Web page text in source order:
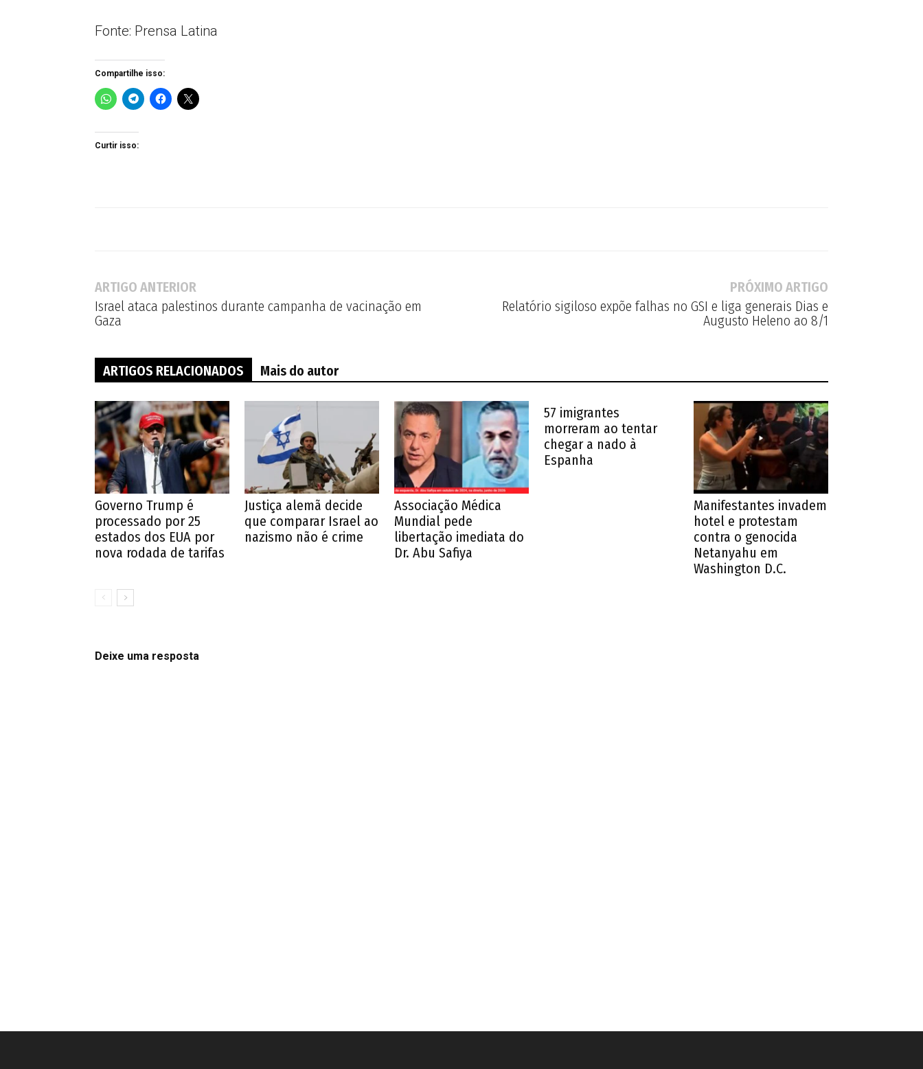
Fonte: Prensa Latina
Compartilhe isso:
Curtir isso:
ARTIGO ANTERIOR
Israel ataca palestinos durante campanha de vacinação em
Gaza
PRÓXIMO ARTIGO
Relatório sigiloso expõe falhas no GSI e liga generais Dias e
Augusto Heleno ao 8/1
ARTIGOS RELACIONADOS Mais do autor
Governo Trump é
processado por 25
estados dos EUA por
nova rodada de tarifas
Justiça alemã decide
que comparar Israel ao
nazismo não é crime
Associação Médica
Mundial pede
libertação imediata do
Dr. Abu Safiya
57 imigrantes
morreram ao tentar
chegar a nado à
Espanha
Manifestantes invadem
hotel e protestam
contra o genocida
Netanyahu em
Washington D.C.
Deixe uma resposta